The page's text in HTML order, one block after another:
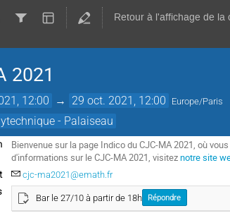
Retour à l'affichage de la
2021
12:00 → 29 oct. 2021, 12:00 Europe/Paris
- Palaiseau
Bienvenue sur la page Indico du CJC-MA 2021, où
d'informations sur le CJC-MA 2021, visiteznotre site
cjc-ma2021@emath.fr
Bar le 27/10 à partir de 18h Répondre